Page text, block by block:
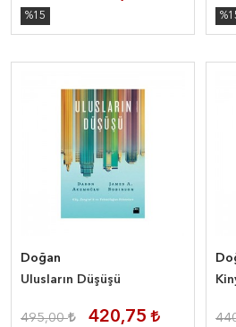
%15
Doğan
Ulusların Düşüşü
495,00 420,75